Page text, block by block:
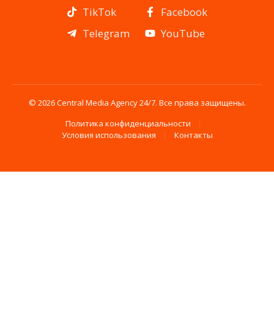
TikTok
Telegram
Facebook
YouTube
© 2026 Central Media Agency 24/7. Все права защищены.
Политика конфиденциальности
Условия использования
Контакты